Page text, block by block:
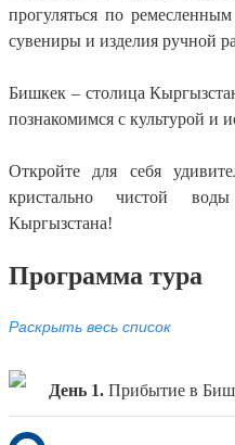
прогуляться по
сувениры и изделия ручной
Бишкек – столица
познакомимся с культурой и
Откройте для себя
кристально чистой
Кыргызстана!
Программа тура
Раскрыть весь список
День 1. Прибытие в